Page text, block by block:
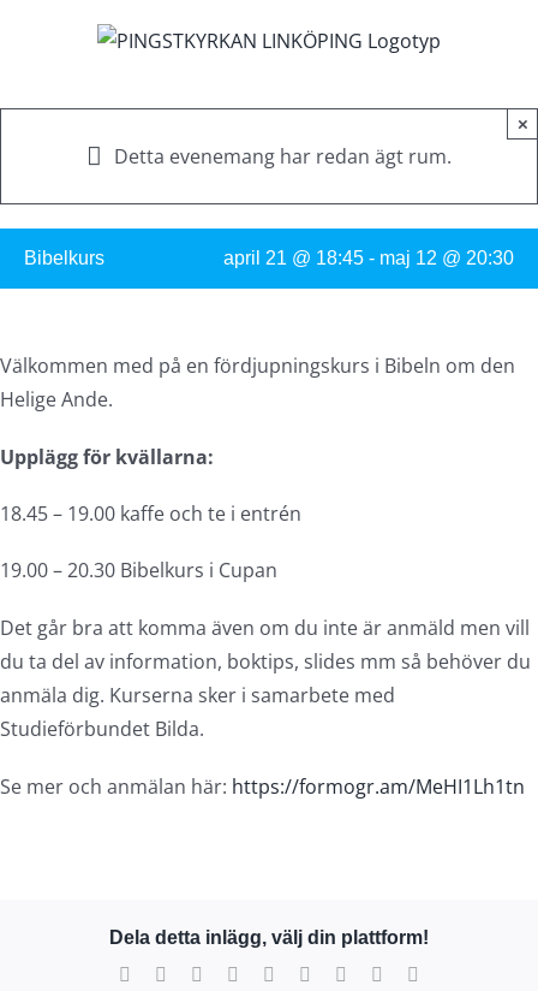
Detta evenemang har redan ägt rum.
×
Bibelkurs april 21 @ 18:45 - maj 12 @ 20:30
Välkommen med på en fördjupningskurs i Bibeln om den
Helige Ande.
Upplägg för kvällarna:
18.45 – 19.00 kaffe och te i entrén
19.00 – 20.30 Bibelkurs i Cupan
Det går bra att komma även om du inte är anmäld men vill
du ta del av information, boktips, slides mm så behöver du
anmäla dig. Kurserna sker i samarbete med
Studieförbundet Bilda.
Se mer och anmälan här: https://formogr.am/MeHI1Lh1tn
Dela detta inlägg, välj din plattform!
Facebook Reddit LinkedInWhatsApp
TumblrPinterest